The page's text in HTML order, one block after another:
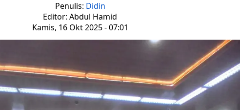
Penulis: Didin
Editor: Abdul Hamid
Kamis, 16 Okt 2025 - 07:01